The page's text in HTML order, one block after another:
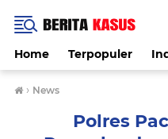
Home Terpopuler
› News
Polres